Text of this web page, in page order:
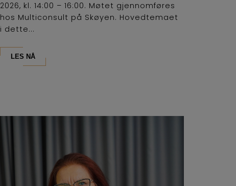
2026, kl. 14:00 – 16:00. Møtet gjennomføres
hos Multiconsult på Skøyen. Hovedtemaet
i dette...
LES NÅ